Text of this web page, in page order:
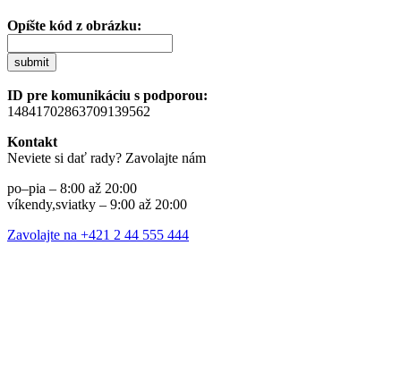
Opíšte kód z obrázku:
submit
ID pre komunikáciu s podporou:
14841702863709139562
Kontakt
Neviete si dať rady? Zavolajte nám
po–pia – 8:00 až 20:00
víkendy,sviatky – 9:00 až 20:00
Zavolajte na +421 2 44 555 444